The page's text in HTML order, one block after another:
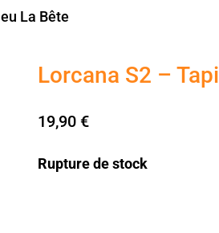
La Bête
Lorcana S2 –
19,90 €
Rupture de stock